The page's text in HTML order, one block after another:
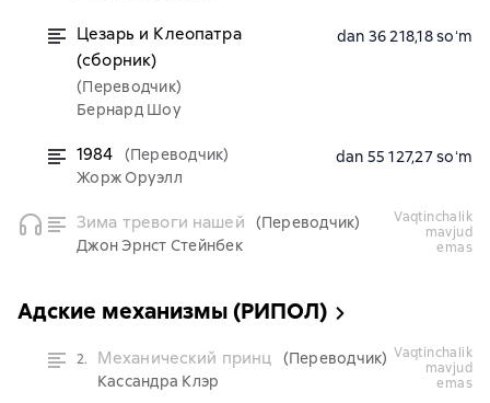
Цезарь и Клеопатра
(сборник)
(Переводчик)
Бернард Шоу
dan 36 218,18 soʻm
1984
(Переводчик)
Жорж Оруэлл
dan 55 127,27 soʻm
Зима тревоги нашей
(Переводчик)
Джон Эрнст Стейнбек
vaqtinchalik
mavjud
emas
Адские механизмы (РИПОЛ)
2. Механический принц
(Переводчик)
Кассандра Клэр
vaqtinchalik
mavjud
emas